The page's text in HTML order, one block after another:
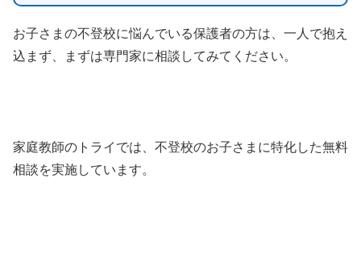
お子さまの不登校に悩んでいる保護者の方は、一人で抱え
込まず、まずは専門家に相談してみてください。
家庭教師のトライでは、不登校のお子さまに特化した無料
相談を実施しています。